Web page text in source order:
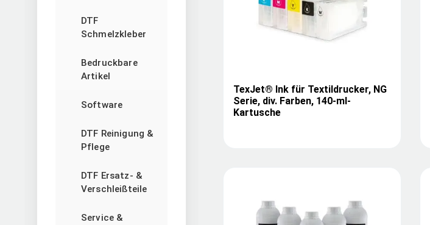
DTF
Schmelzkleber
Bedruckbare
Artikel
Software
DTF Reinigung &
Pflege
DTF Ersatz- &
Verschleißteile
Service &
TexJet® Ink für Textildrucker, NG
Serie, div. Farben, 140-ml-
Kartusche